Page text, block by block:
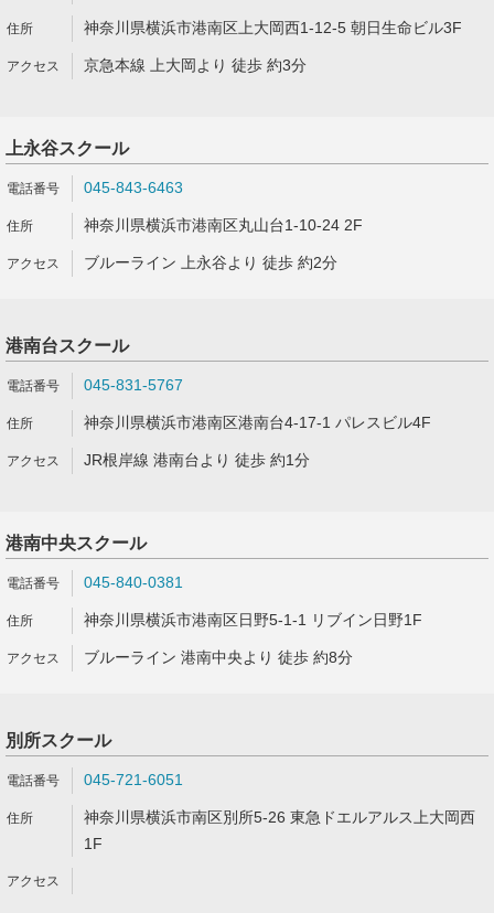
神奈川県横浜市港南区上大岡西1-12-5 朝日生命ビル3F
京急本線 上大岡より 徒歩 約3分
上永谷スクール
045-843-6463
神奈川県横浜市港南区丸山台1-10-24 2F
ブルーライン 上永谷より 徒歩 約2分
港南台スクール
045-831-5767
神奈川県横浜市港南区港南台4-17-1 パレスビル4F
JR根岸線 港南台より 徒歩 約1分
港南中央スクール
045-840-0381
神奈川県横浜市港南区日野5-1-1 リブイン日野1F
ブルーライン 港南中央より 徒歩 約8分
別所スクール
045-721-6051
神奈川県横浜市南区別所5-26 東急ドエルアルス上大岡西
1F